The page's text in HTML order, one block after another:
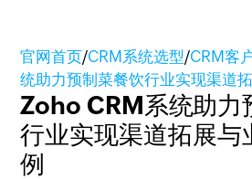
官网首页/CRM系统选型/CRM客
统助力预制菜餐饮行业实现渠道
Zoho CRM系统助力
行业实现渠道拓展与
例